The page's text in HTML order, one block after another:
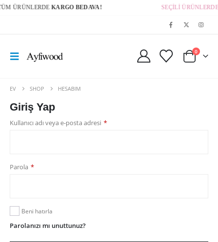
ÜRÜNLERDEKARGO BEDAVA! SEÇİLİ ÜRÜNLERDE
0
EV SHOP HESABIM
Giriş Yap
Kullanıcı adı veya e-posta adresi *Gerekli
Parola *Gerekli
Beni hatırla
Parolanızı mı unuttunuz?